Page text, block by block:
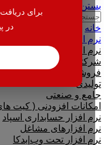
برای
در
بستن
خانه
نرم افزار
نرم افزار حسابداری هلو
شرکتی
فروشگاهی
تولیدی
جامع و صنعتی
امکانات افزودنی ( کیت
نرم افزار حسابداری اسپاد
نرم افزارهای مشاغل
نرم افزار تحت وب|بدکا